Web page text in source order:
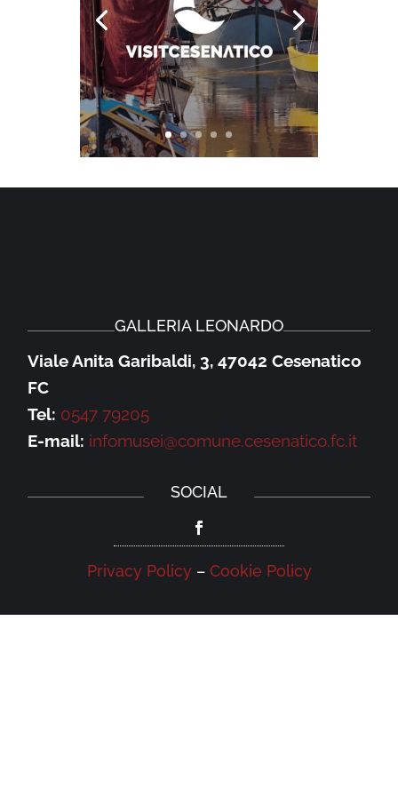
GALLERIA LEONARDO
Viale Anita Garibaldi, 3, 47042 Cesenatico
FC
Tel: 0547 79205
E-mail: infomusei@comune.cesenatico.fc.it
SOCIAL
Privacy Policy– Cookie Policy